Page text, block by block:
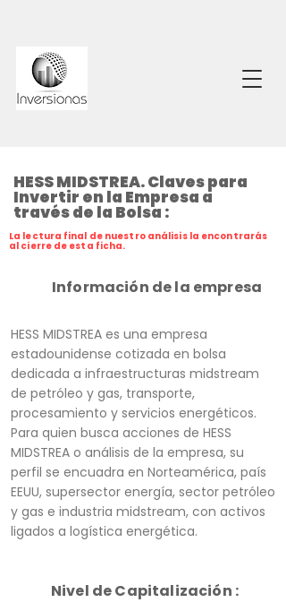
HESS MIDSTREA. Claves para
Invertir en la Empresa a
través de la Bolsa :
La lectura final de nuestro análisis la encontrarás
al cierre de esta ficha.
Información de la empresa
HESS MIDSTREA es una empresa
estadounidense cotizada en bolsa
dedicada a infraestructuras midstream
de petróleo y gas, transporte,
procesamiento y servicios energéticos.
Para quien busca acciones de HESS
MIDSTREA o análisis de la empresa, su
perfil se encuadra en Norteamérica, país
EEUU, supersector energía, sector petróleo
y gas e industria midstream, con activos
ligados a logística energética.
Nivel de Capitalización :